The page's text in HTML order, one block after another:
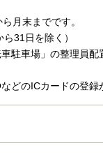
月末までです。
31日を除く）
駐車場」の整理員
どのICカードの登録